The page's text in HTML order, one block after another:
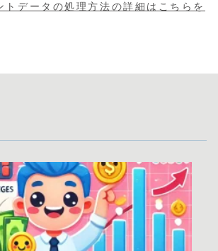
トデータの処理方法の詳細はこちらを